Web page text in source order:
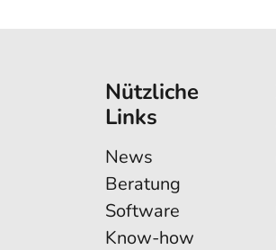
Nützliche
Links
News
Beratung
Software
Know-how